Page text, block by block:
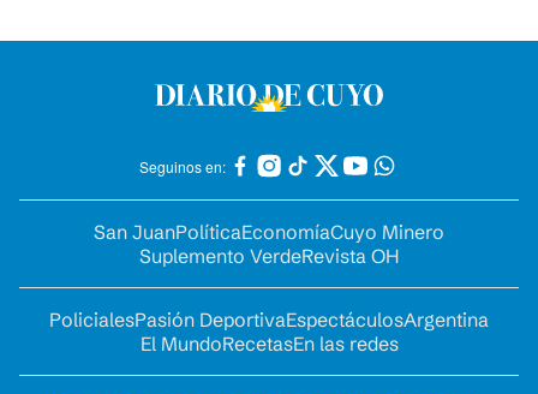
Seguinos en:
San JuanPolíticaEconomíaCuyo Minero
Suplemento VerdeRevista OH
PolicialesPasión DeportivaEspectáculosArgentina
El MundoRecetasEn las redes